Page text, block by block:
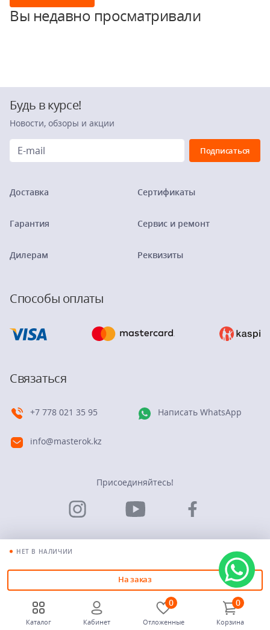
НЕТ В НАЛИЧИИ
На заказ
Вы недавно просматривали
Будь в курсе!
Новости, обзоры и акции
Доставка
Гарантия
Дилерам
Сертификаты
Сервис и ремонт
Реквизиты
Способы оплаты
Связаться
+7 778 021 35 95 Написать WhatsApp
info@masterok.kz
Присоединяйтесь!
© Группа компаний “Мастерок”. 2026
Каталог Кабинет
0
Отложенные
0
Корзина